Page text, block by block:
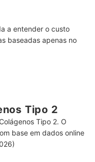
a entender o custo
baseadas apenas no
Tipo 2
Tipo 2. O
base em dados online